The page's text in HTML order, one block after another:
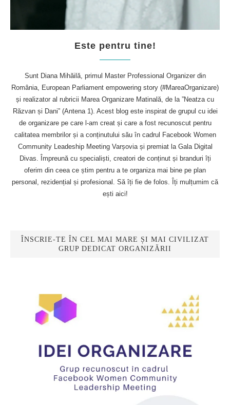
Este pentru tine!
Sunt Diana Mihăilă, primul Master Professional Organizer din
România, European Parliament empowering story (#MareaOrganizare)
și realizator al rubricii Marea Organizare Matinală, de la ”Neatza cu
Răzvan și Dani” (Antena 1). Acest blog este inspirat de grupul cu idei
de organizare pe care l-am creat și care a fost recunoscut pentru
calitatea membrilor și a conținutului său în cadrul Facebook Women
Community Leadeship Meeting Varșovia și premiat la Gala Digital
Divas. Împreună cu specialiști, creatori de conținut și branduri îți
oferim din ceea ce știm pentru a te organiza mai bine pe plan
personal, rezidențial și profesional. Să îți fie de folos. Îți mulțumim că
ești aici!
ÎNSCRIE-TE ÎN CEL MAI MARE ȘI MAI CIVILIZAT
GRUP DEDICAT ORGANIZĂRII